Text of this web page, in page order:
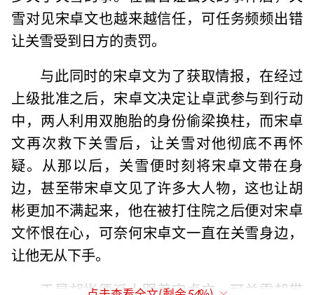
雪对见宋卓文也越来越信任，可任务频频出错
让关雪受到日方的责罚。
与此同时的宋卓文为了获取情报，在经过
上级批准之后，宋卓文决定让卓武参与到行动
中，两人利用双胞胎的身份偷梁换柱，而宋卓
文再次救下关雪后，让关雪对他彻底不再怀
疑。从那以后，关雪便时刻将宋卓文带在身
边，甚至带宋卓文见了许多大人物，这也让胡
彬更加不满起来，他在被打住院之后便对宋卓
文怀恨在心，可奈何宋卓文一直在关雪身边，
让他无从下手。
于是胡彬便派人跟着宋卓文，可关雪却带